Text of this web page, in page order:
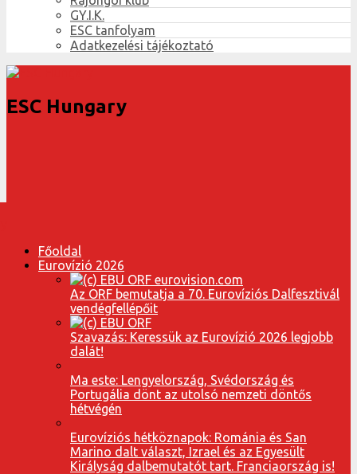
GY.I.K.
ESC tanfolyam
Adatkezelési tájékoztató
ESC Hungary
Főoldal
Eurovízió 2026
Az ORF bemutatja a 70. Eurovíziós Dalfesztivál
vendégfellépőit
Szavazás: Keressük az Eurovízió 2026 legjobb
dalát!
Ma este: Lengyelország, Svédország és
Portugália dönt az utolsó nemzeti döntős
hétvégén
Eurovíziós hétköznapok: Románia és San
Marino dalt választ, Izrael és az Egyesült
Királyság dalbemutatót tart. Franciaország is!